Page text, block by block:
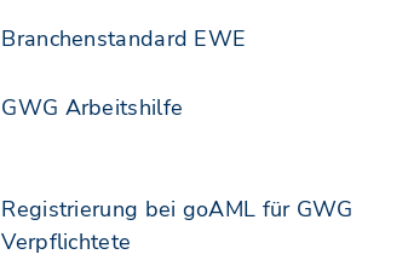
Branchenstandard EWE
GWG Arbeitshilfe
Registrierung bei goAML für GWG
Verpflichtete